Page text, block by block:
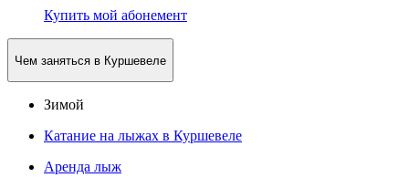
Купить мой абонемент
Чем заняться в Куршевеле
Зимой
Катание на лыжах в Куршевеле
Аренда лыж